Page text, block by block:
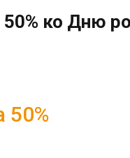
ко Дню
50%